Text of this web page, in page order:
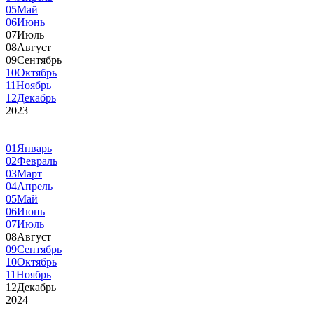
05Май
06Июнь
07Июль
08Август
09Сентябрь
10Октябрь
11Ноябрь
12Декабрь
2023
01 Январь
02Февраль
03Март
04Апрель
05Май
06Июнь
07Июль
08Август
09Сентябрь
10Октябрь
11Ноябрь
12Декабрь
2024